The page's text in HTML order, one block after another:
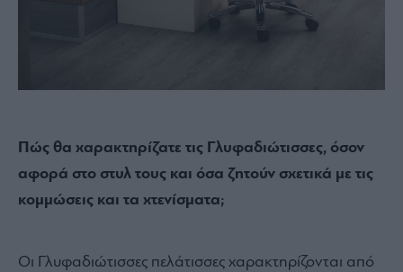
Πώς θα χαρακτηρίζατε τις Γλυφαδιώτισσες, όσον
αφορά στο στυλ τους και όσα ζητούν σχετικά με τις
κομμώσεις και τα χτενίσματα;
Οι Γλυφαδιώτισσες πελάτισσες χαρακτηρίζονται από